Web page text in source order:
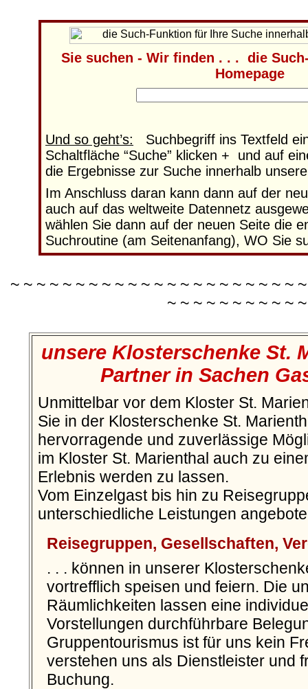
Sie suchen - Wir finden . . . die
Homepage
Und so geht’s: Suchbegriff ins Textfeld
Schaltfläche “Suche” klicken + und auf
die Ergebnisse zur Suche innerhalb
Im Anschluss daran kann dann auf der
auch auf das weltweite Datennetz
wählen Sie dann auf der neuen Seite die
Suchroutine (am Seitenanfang), WO Sie
~ ~ ~ ~ ~ ~ ~ ~ ~ ~ ~ ~ ~ ~ ~ ~ ~ ~ ~ ~ ~ ~
~ ~ ~ ~ ~ ~ ~ ~ ~ ~
unsere Klosterschenke St.
Partner in Sachen
Unmittelbar vor dem Kloster St.
Sie in der Klosterschenke St.
hervorragende und zuverlässige
im Kloster St. Marienthal auch zu
Erlebnis werden zu lassen.
Vom Einzelgast bis hin zu
unterschiedliche Leistungen
Reisegruppen, Gesellschaften,
. . . können in unserer
vortrefflich speisen und feiern. Die
Räumlichkeiten lassen eine
Vorstellungen durchführbare
Gruppentourismus ist für uns kein
verstehen uns als Dienstleister und
Buchung.